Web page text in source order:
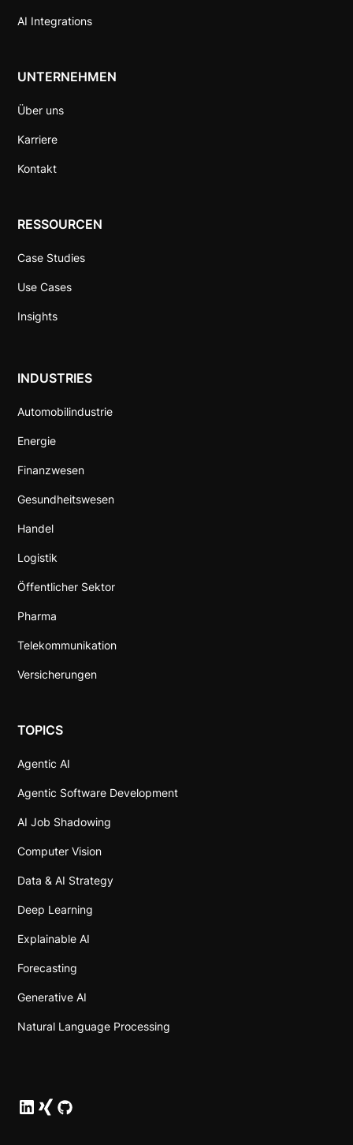
AI Integrations
UNTERNEHMEN
Über uns
Karriere
Kontakt
RESSOURCEN
Case Studies
Use Cases
Insights
INDUSTRIES
Automobilindustrie
Energie
Finanzwesen
Gesundheitswesen
Handel
Logistik
Öffentlicher Sektor
Pharma
Telekommunikation
Versicherungen
TOPICS
Agentic AI
Agentic Software Development
AI Job Shadowing
Computer Vision
Data & AI Strategy
Deep Learning
Explainable AI
Forecasting
Generative AI
Natural Language Processing